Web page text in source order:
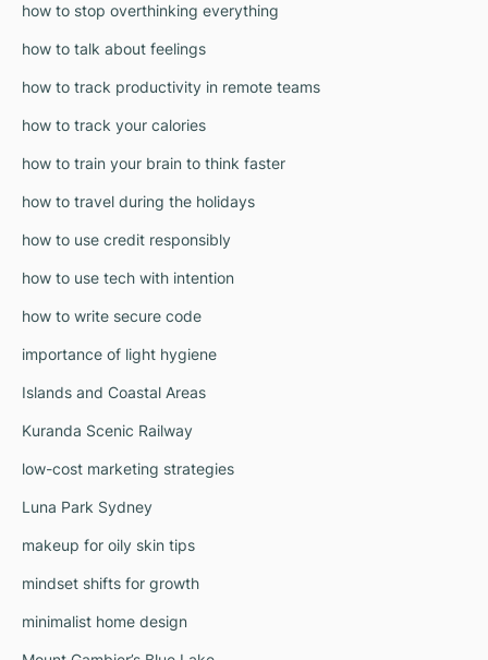
how to stop overthinking everything
how to talk about feelings
how to track productivity in remote teams
how to track your calories
how to train your brain to think faster
how to travel during the holidays
how to use credit responsibly
how to use tech with intention
how to write secure code
importance of light hygiene
Islands and Coastal Areas
Kuranda Scenic Railway
low-cost marketing strategies
Luna Park Sydney
makeup for oily skin tips
mindset shifts for growth
minimalist home design